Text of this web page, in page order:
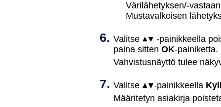
Värilähetyksen/-
Mustavalkoisen
Valitse
-painikkeella
paina sitten OK-painiketta.
Vahvistusnäyttö tulee
Valitse -painikkeella
Määritetyn asiakirja